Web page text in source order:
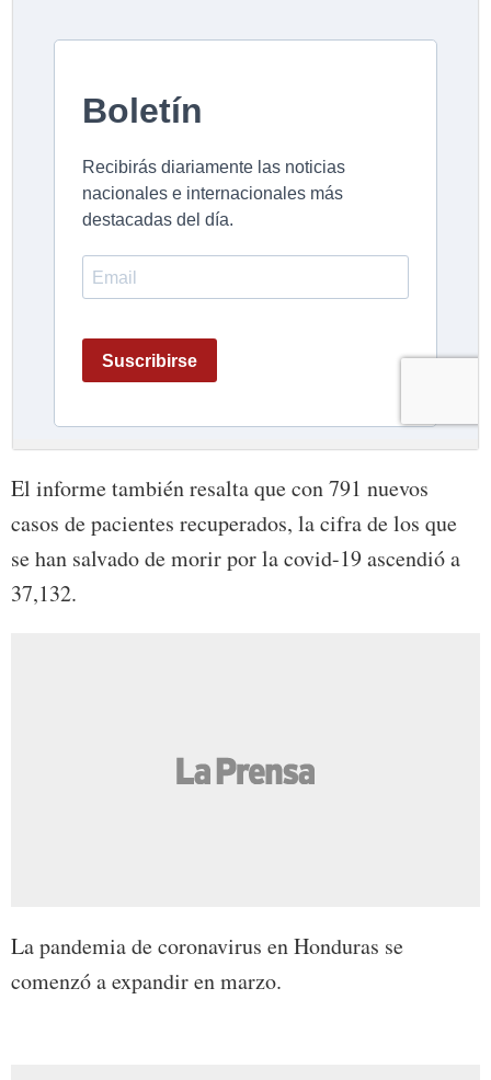
El informe también resalta que con 791 nuevos
casos de pacientes recuperados, la cifra de los que
se han salvado de morir por la covid-19 ascendió a
37,132.
La pandemia de coronavirus en Honduras se
comenzó a expandir en marzo.